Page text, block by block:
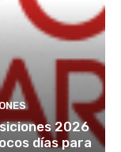
2026
días para